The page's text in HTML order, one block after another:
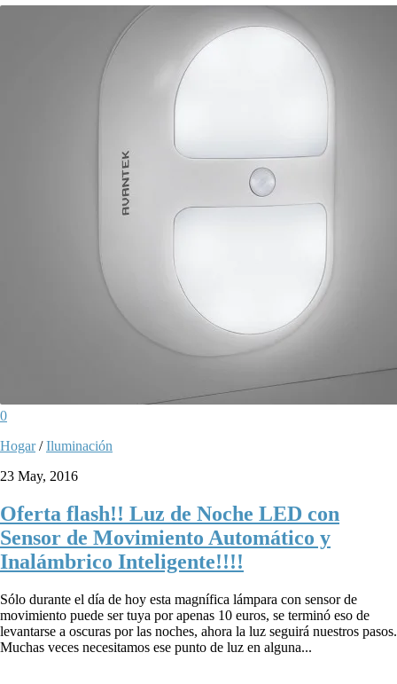
0
Hogar/Iluminación
23 May, 2016
Oferta flash!! Luz de Noche LED con
Sensor de Movimiento Automático y
Inalámbrico Inteligente!!!!
Sólo durante el día de hoy esta magnífica lámpara con sensor de
movimiento puede ser tuya por apenas 10 euros, se terminó eso de
levantarse a oscuras por las noches, ahora la luz seguirá nuestros pasos.
Muchas veces necesitamos ese punto de luz en alguna...